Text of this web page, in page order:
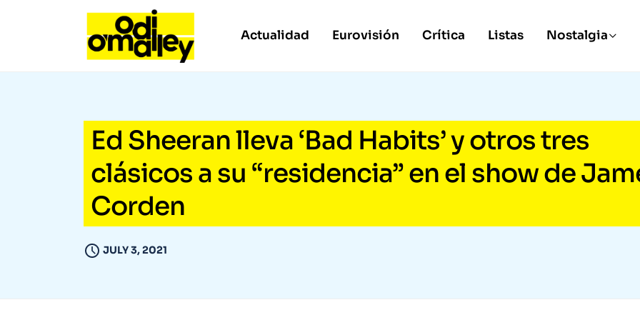
Actualidad Eurovisión Crítica Listas Nostalgia
Ed Sheeran lleva ‘Bad Habits’ y otros tres
clásicos a su “residencia” en el show de
Corden
JULY 3, 2021